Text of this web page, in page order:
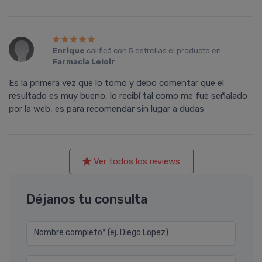
Enrique calificó con 5 estrellas el producto en
Farmacia Leloir.
Es la primera vez que lo tomo y debo comentar que el
resultado es muy bueno, lo recibí tal como me fue señalado
por la web, es para recomendar sin lugar a dudas
Ver todos los reviews
Déjanos tu consulta
Nombre completo* (ej. Diego Lopez)